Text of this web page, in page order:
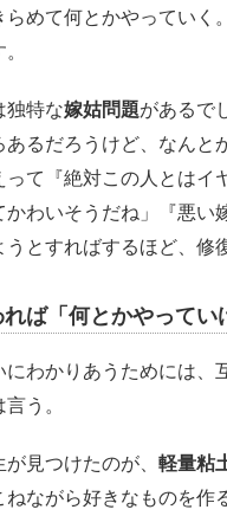
らめて何とかやっていく
独特な嫁姑問題があるで
あるだろうけど、なん
って『絶対この人とはイ
かわいそうだね」『悪
とすればするほど、修
ば「何とかやってい
にわかりあうためには
う。
見つけたのが、 軽量粘
ながら好きなものを